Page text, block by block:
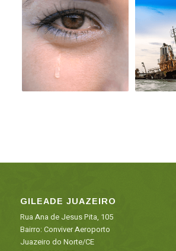
GILEADE JUAZEIRO
Rua Ana de Jesus Pita, 105
Bairro: Conviver Aeroporto
Juazeiro do Norte/CE